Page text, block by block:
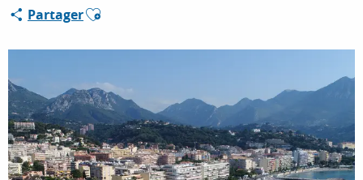
SÉJOURNER
PartagerAjouter aux favoris